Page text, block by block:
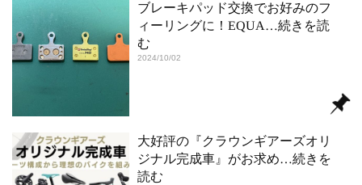
ブレーキパッド交換でお好みのフ
ィーリングに！EQUA …続きを読
む
2024/10/02
大好評の『クラウンギアーズオリ
ジナル完成車』がお求め…続きを
読む